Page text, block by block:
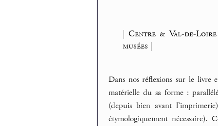
| Centre & Val-de-Loire
musées |
Dans nos réflexions sur le livre
matérielle du sa forme :
(depuis bien avant
étymologiquement nécessaire).